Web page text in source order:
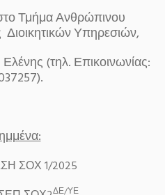
Τμήμα Ανθρώπινου
Υπηρεσιών,
(τηλ. Επικοινωνίας:
ΣΟΧ 1/2025
ΔΕ/ΥΕ